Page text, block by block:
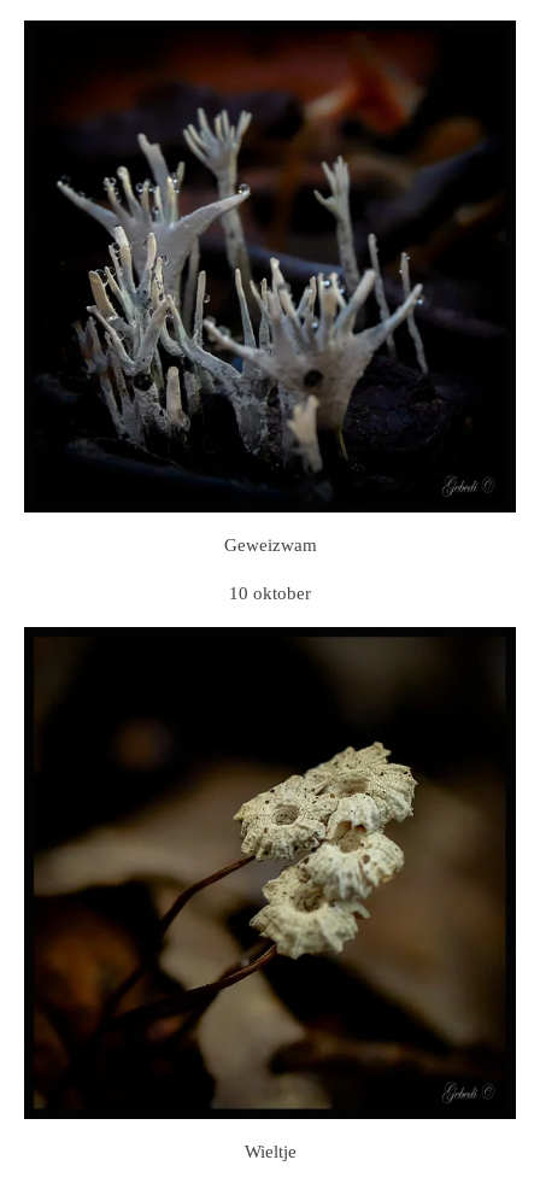
Geweizwam
10 oktober
Wieltje